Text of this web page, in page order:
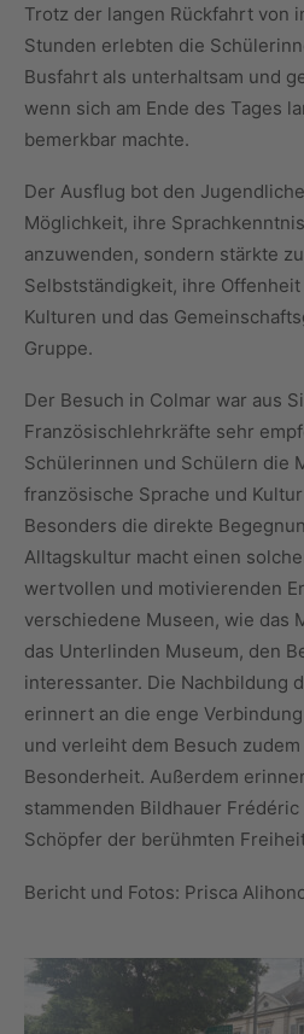
Trotz der langen Rückfahrt von
Stunden erlebten die
Busfahrt als unterhaltsam und
wenn sich am Ende des Tages
bemerkbar machte.
Der Ausflug bot den
Möglichkeit, ihre
anzuwenden, sondern stärkte
Selbstständigkeit, ihre
Kulturen und das
Gruppe.
Der Besuch in Colmar war aus
Französischlehrkräfte sehr
Schülerinnen und Schülern die
französische Sprache und
Besonders die direkte
Alltagskultur macht einen
wertvollen und motivierenden
verschiedene Museen, wie das
das Unterlinden Museum, den
interessanter. Die Nachbildung
erinnert an die enge
und verleiht dem Besuch
Besonderheit. Außerdem
stammenden Bildhauer
Schöpfer der berühmten
Bericht und Fotos: Prisca